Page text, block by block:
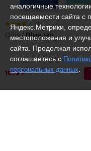
(1)
Dilis /Blue ray
1679 ₽
аналогичные
посещаемости сайта с
Яндекс.Метрики,
местоположения и
сайта. Продолжая
соглашаетесь с
персональных данных